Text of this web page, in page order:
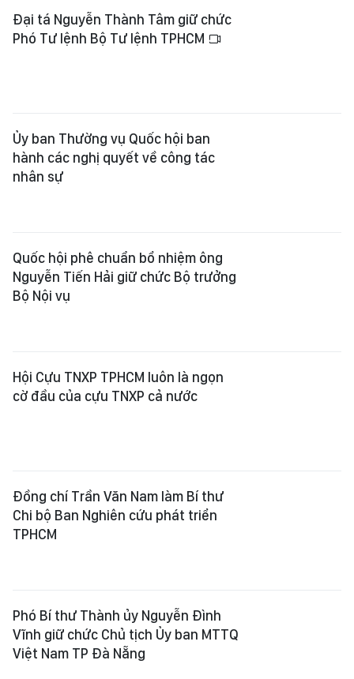
Đại tá Nguyễn Thành Tâm giữ chức
Phó Tư lệnh Bộ Tư lệnh TPHCM
Ủy ban Thường vụ Quốc hội ban
hành các nghị quyết về công tác
nhân sự
Quốc hội phê chuẩn bổ nhiệm ông
Nguyễn Tiến Hải giữ chức Bộ trưởng
Bộ Nội vụ
Hội Cựu TNXP TPHCM luôn là ngọn
cờ đầu của cựu TNXP cả nước
Đồng chí Trần Văn Nam làm Bí thư
Chi bộ Ban Nghiên cứu phát triển
TPHCM
Phó Bí thư Thành ủy Nguyễn Đình
Vĩnh giữ chức Chủ tịch Ủy ban MTTQ
Việt Nam TP Đà Nẵng